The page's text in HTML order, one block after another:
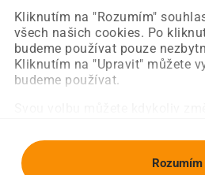
Kliknutím na "Rozumím"
všech našich cookies. Po
budeme používat pouze
Kliknutím na "Upravit" můžete
budeme používat.
Rozumím
Obnovit stránku